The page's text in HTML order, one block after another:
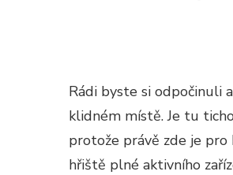
Rádi byste si odpočinuli
klidném místě. Je tu
protože právě zde je pro
hřiště plné aktivního